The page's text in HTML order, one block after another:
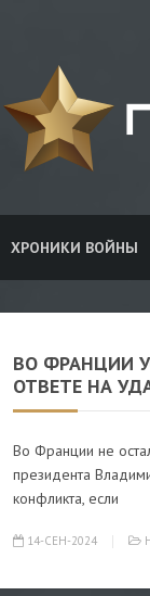
ХРОНИКИ ВОЙНЫ
ВО ФРАНЦИИ
ОТВЕТЕ НА
Во Франции не
президента
конфликта, если
14-СЕН-2024